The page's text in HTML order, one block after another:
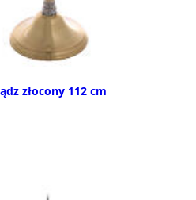
złocony 112 cm